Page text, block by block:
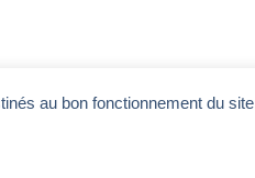
au bon fonctionnement du site